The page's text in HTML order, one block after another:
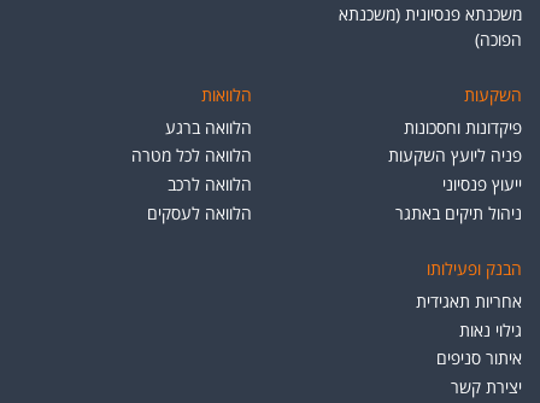
משכנתא פנסיונית (משכנתא
הפוכה)
השקעות
פיקדונות וחסכונות
פניה ליועץ השקעות
ייעוץ פנסיוני
ניהול תיקים באתגר
הלוואות
הלוואה ברגע
הלוואה לכל מטרה
הלוואה לרכב
הלוואה לעסקים
הבנק ופעילותו
אחריות תאגידית
גילוי נאות
איתור סניפים
יצירת קשר